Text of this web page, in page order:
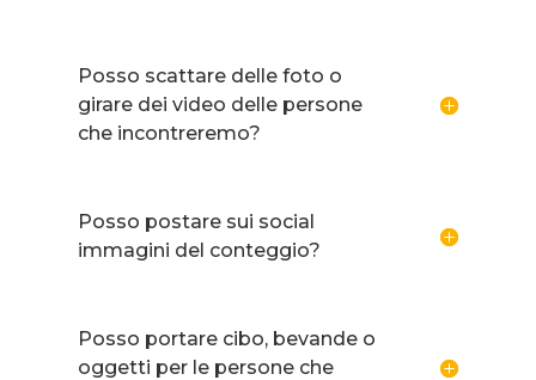
Posso scattare delle foto o
girare dei video delle persone
che incontreremo?
Posso postare sui social
immagini del conteggio?
Posso portare cibo, bevande o
oggetti per le persone che